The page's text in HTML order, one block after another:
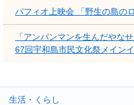
パフィオ上映会 「野生の島の
「アンパンマンを生んだやな
67回宇和島市民文化祭メイン
生活・くらし